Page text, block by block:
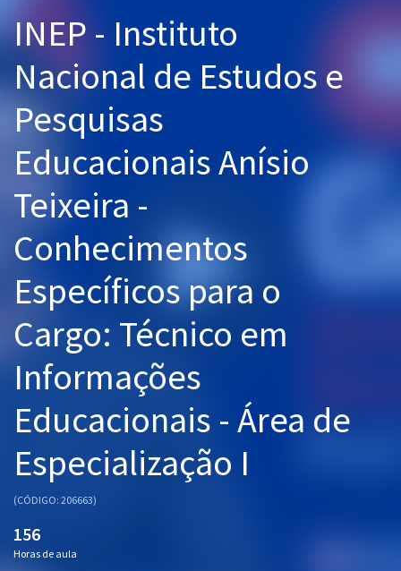
Cursos 20% OFF
Pós
Graduação
OAB
Mentorias
Questões grátis
Conteúdo gratuito
Aprovados
INEP - Instituto
Nacional de Estudos e
Pesquisas
Educacionais Anísio
Teixeira -
Conhecimentos
Específicos para o
Cargo: Técnico em
Informações
Educacionais - Área de
Especialização I
(CÓDIGO: 206663)
156
Horas de aula